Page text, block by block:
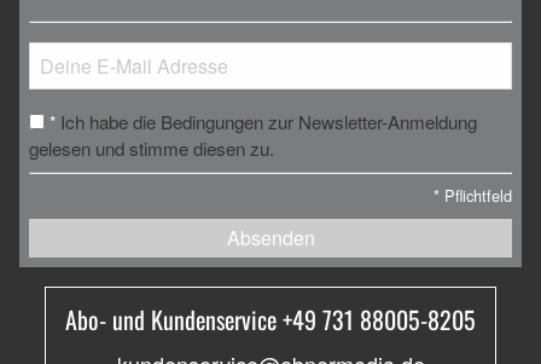
* Ich habe die Bedingungen zur Newsletter-Anmeldung
gelesen und stimme diesen zu.
* Pflichtfeld
Absenden
Abo- und Kundenservice +49 731 88005-8205